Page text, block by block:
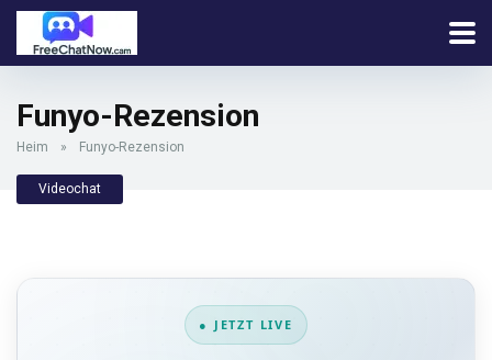
Funyo-Rezension
Heim » Funyo-Rezension
Videochat
● JETZT LIVE